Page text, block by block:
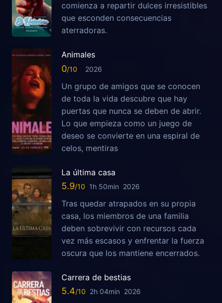
comienza a repartir dulces irresistibles
que esconden consecuencias
aterradoras.
Animales
0 2026
Un grupo de amigos que se conocen
de toda la vida descubre que hay
puertas que nunca se deben de abrir.
Lo que empieza como un juego de
deseo se convierte en una espiral de
celos, mentiras
La última casa
5.9 1h 50min 2026
Tras quedar atrapados en su propia
casa, los miembros de una familia
deben sobrevivir con recursos cada
vez más escasos y enfrentar la fuerza
oscura que los mantiene encerrados.
Carrera de bestias
5.4 2h 04min 2026